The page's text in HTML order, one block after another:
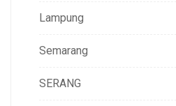
Lampung
Semarang
SERANG